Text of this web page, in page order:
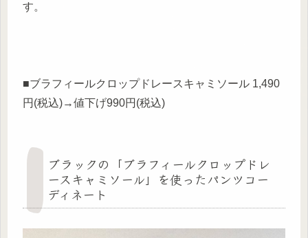
す。
■ブラフィールクロップドレースキャミソール 1,490
円(税込)→値下げ990円(税込)
ブラックの「ブラフィールクロップドレ
ースキャミソール」を使ったパンツコー
ディネート